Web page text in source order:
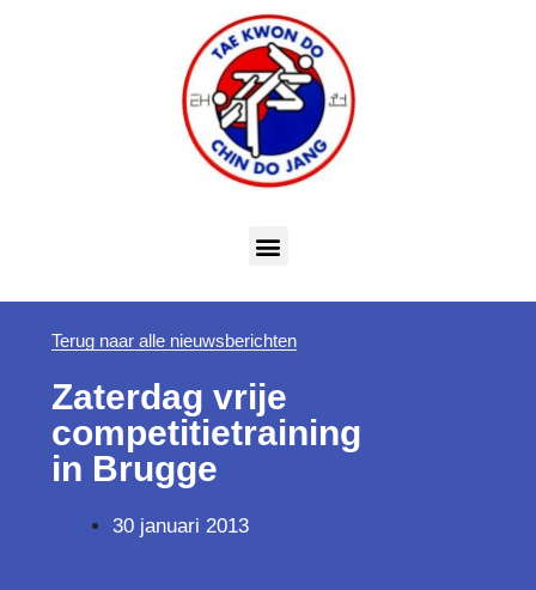
Terug naar alle nieuwsberichten
Zaterdag vrije
competitietraining
in Brugge
30 januari 2013